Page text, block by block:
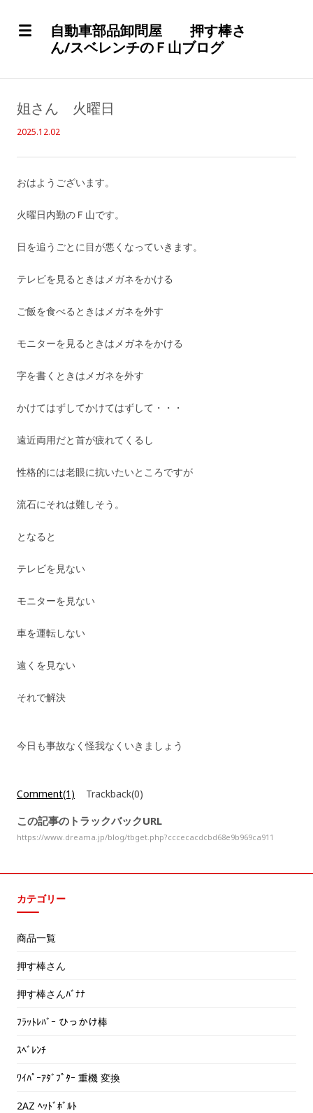
自動車部品卸問屋 押す棒さ
ん/スベレンチのＦ山ブログ
姐さん 火曜日
2025.12.02
おはようございます。
火曜日内勤のＦ山です。
日を追うごとに目が悪くなっていきます。
テレビを見るときはメガネをかける
ご飯を食べるときはメガネを外す
モニターを見るときはメガネをかける
字を書くときはメガネを外す
かけてはずしてかけてはずして・・・
遠近両用だと首が疲れてくるし
性格的には老眼に抗いたいところですが
流石にそれは難しそう。
となると
テレビを見ない
モニターを見ない
車を運転しない
遠くを見ない
それで解決
今日も事故なく怪我なくいきましょう
Comment(1) Trackback(0)
この記事のトラックバックURL
https://www.dreama.jp/blog/tbget.php?cccecacdcbd68e9b969ca911
カテゴリー
商品一覧
押す棒さん
押す棒さんﾊﾞﾅﾅ
ﾌﾗｯﾄﾚﾊﾞｰ ひっかけ棒
ｽﾍﾞﾚﾝﾁ
ﾜｲﾊﾟｰｱﾀﾞﾌﾟﾀｰ 重機 変換
2AZ ﾍｯﾄﾞﾎﾞﾙﾄ